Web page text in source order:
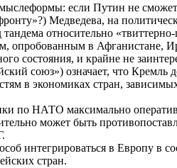
если Путин не
Медведева, на
относительно
опробованным в
состояния, и крайне не
союз») означает, что Кремль
в экономиках стран,
НАТО максимально
может быть
интегрироваться в Европу в
стран.